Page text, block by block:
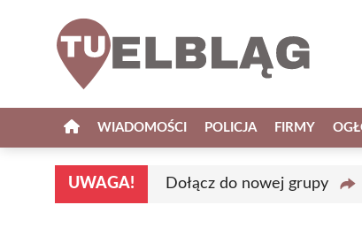
WIADOMOŚCI POLICJA FIRMY
UWAGA! Dołącz do nowej grupy